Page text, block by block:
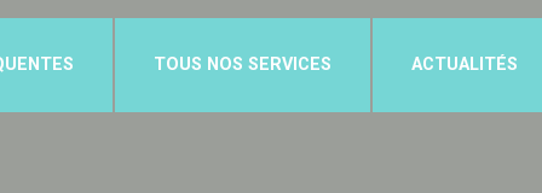
TOUS NOS SERVICES ACTUALITÉS